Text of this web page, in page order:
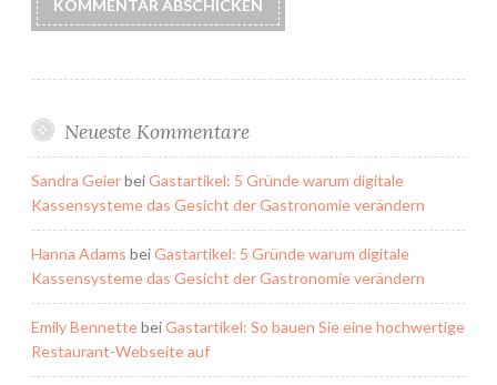
Neueste Kommentare
Sandra GeierbeiGastartikel: 5 Gründe warum digitale
Kassensysteme das Gesicht der Gastronomie verändern
Hanna Adams beiGastartikel: 5 Gründe warum digitale
Kassensysteme das Gesicht der Gastronomie verändern
Emily BennettebeiGastartikel: So bauen Sie eine hochwertige
Restaurant-Webseite auf